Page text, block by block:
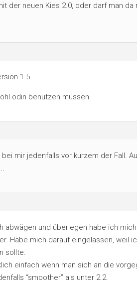
der neuen Kies 2.0, oder darf man da
1.5
odin benutzen müssen
mir jedenfalls vor kurzem der Fall.
abwägen und überlegen habe ich
Habe mich darauf eingelassen, weil
sollte.
einfach wenn man sich an die
“smoother” als unter 2.2.